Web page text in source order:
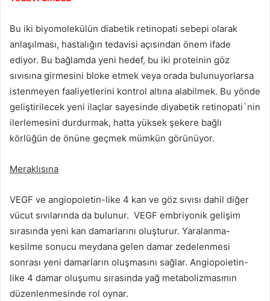
Bu iki biyomolekülün diabetik retinopati sebepi olarak
anlaşılması, hastalığın tedavisi açısından önem ifade
ediyor. Bu bağlamda yeni hedef, bu iki proteinin göz
sıvısına girmesini bloke etmek veya orada bulunuyorlarsa
istenmeyen faaliyetlerini kontrol altına alabilmek. Bu yönde
geliştirilecek yeni ilaçlar sayesinde diyabetik retinopati`nin
ilerlemesini durdurmak, hatta yüksek şekere bağlı
körlüğün de önüne geçmek mümkün görünüyor.
Meraklısına
VEGF ve angiopoietin-like 4 kan ve göz sıvısı dahil diğer
vücut sıvılarında da bulunur. VEGF embriyonik gelişim
sırasında yeni kan damarlarını oluşturur. Yaralanma-
kesilme sonucu meydana gelen damar zedelenmesi
sonrası yeni damarların oluşmasını sağlar. Angiopoietin-
like 4 damar oluşumu sırasında yağ metabolizmasının
düzenlenmesinde rol oynar.